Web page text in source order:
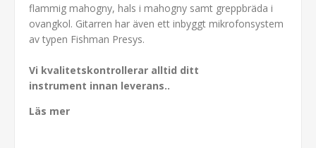
flammig mahogny, hals i mahogny samt greppbräda i
ovangkol. Gitarren har även ett inbyggt mikrofonsystem
av typen Fishman Presys.
Vi kvalitetskontrollerar alltid ditt
instrument innan leverans..
Läs mer